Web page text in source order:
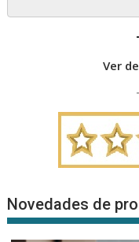
Ver
Novedades de